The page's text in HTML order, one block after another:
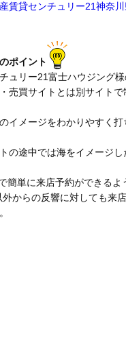
賃貸センチュリー21神奈川
ポイント
ュリー21富士ハウジング
売買サイトとは別サイトで
イメージをわかりやすく
の途中では海をイメージし
簡単に来店予約ができるよ
外からの反響に対しても来